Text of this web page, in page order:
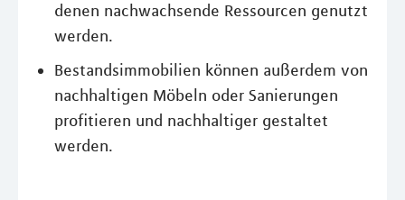
denen nachwachsende Ressourcen genutzt
werden.
Bestandsimmobilien können außerdem von
nachhaltigen Möbeln oder Sanierungen
profitieren und nachhaltiger gestaltet
werden.